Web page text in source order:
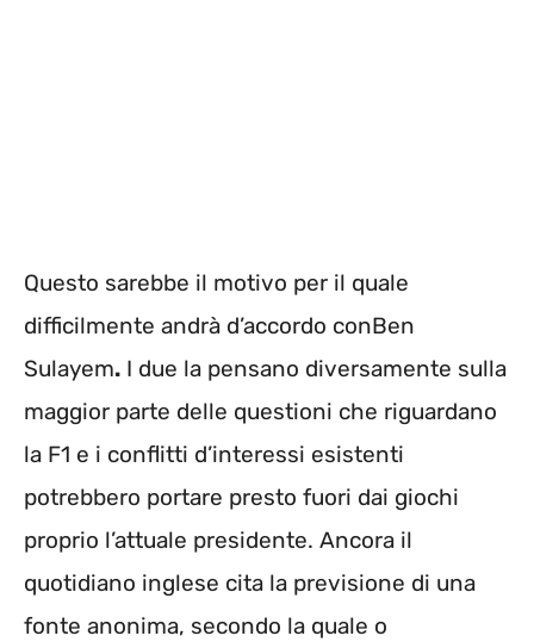
Questo sarebbe il motivo per il quale
difficilmente andrà d’accordo conBen
Sulayem. I due la pensano diversamente sulla
maggior parte delle questioni che riguardano
la F1 e i conflitti d’interessi esistenti
potrebbero portare presto fuori dai giochi
proprio l’attuale presidente. Ancora il
quotidiano inglese cita la previsione di una
fonte anonima, secondo la quale o